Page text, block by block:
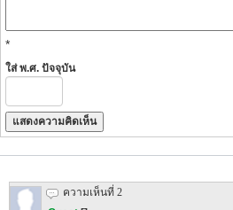
*
ใส่ พ.ศ. ปัจจุบัน
ความเห็นที่ 2